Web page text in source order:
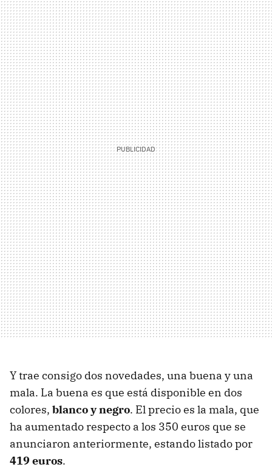
Y trae consigo dos novedades, una buena y una
mala. La buena es que está disponible en dos
colores, blanco y negro. El precio es la mala, que
ha aumentado respecto a los 350 euros que se
anunciaron anteriormente, estando listado por
419 euros.